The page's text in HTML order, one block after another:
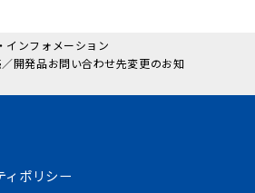
インフォメーション
開発品お問い合わせ先変更のお知
ィポリシー